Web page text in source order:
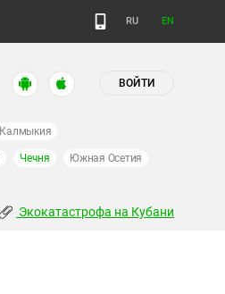
RU EN
ВОЙТИ
Калмыкия
Чечня Южная Осетия
Экокатастрофа на Кубани